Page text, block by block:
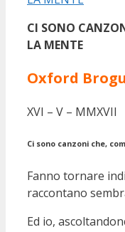
CI SONO
LA MENTE
Oxford
XVI – V – MMXVII
Ci sono canzoni che,
Fanno tornare
raccontano
Ed io,